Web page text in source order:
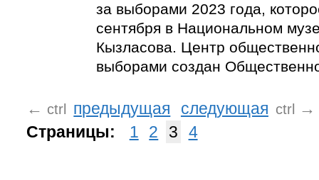
за выборами 2023 года,
сентября в Национальном
Кызласова. Центр
выборами создан
← ctrl предыдущая следующая ctrl
→
Страницы:
1 2 3 4